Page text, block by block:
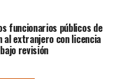
no han emitido
según Centella,
posteo, ha generado
gran mayoría, a favor
funcionarios públicos de
al extranjero con licencia
revisión